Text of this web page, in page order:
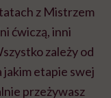
z Mistrzem
ćwiczą, inni
zależy od
jakim etapie swej
przeżywasz